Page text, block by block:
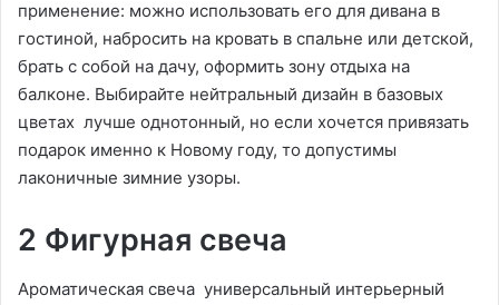
применение: можно использовать его для дивана в
гостиной, набросить на кровать в спальне или детской,
брать с собой на дачу, оформить зону отдыха на
балконе. Выбирайте нейтральный дизайн в базовых
цветах лучше однотонный, но если хочется привязать
подарок именно к Новому году, то допустимы
лаконичные зимние узоры.
2 Фигурная свеча
Ароматическая свеча универсальный интерьерный